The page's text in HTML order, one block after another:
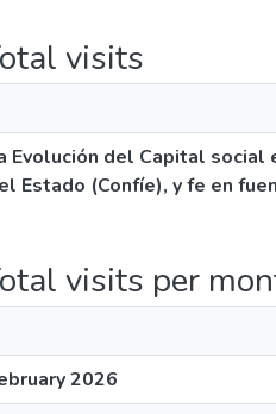
visits
Evolución del Capital
Estado (Confíe), y fe en
visits per
2026